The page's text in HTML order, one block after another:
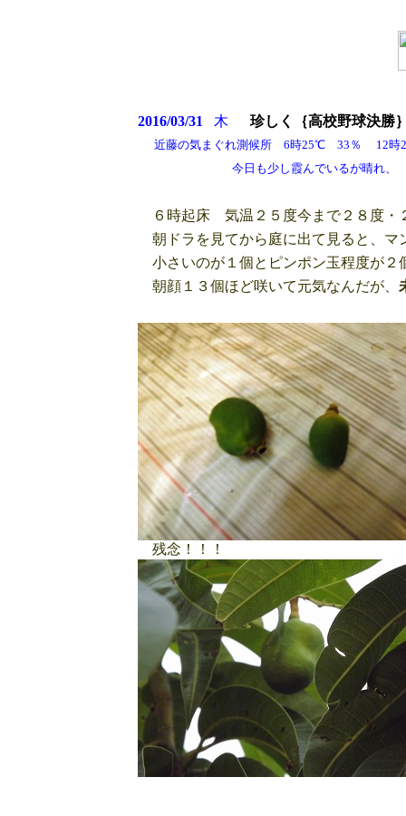
2016/03/31 木 珍しく｛高校野球決勝
近藤の気まぐれ測候所 6時25℃ 33％
今日も少し霞んでいるが晴れ、
６時起床 気温２５度今まで２８度・
朝ドラを見てから庭に出て見ると、マ
小さいのが１個とピンポン玉程度が２
朝顔１３個ほど咲いて元気なんだが、
残念！！！